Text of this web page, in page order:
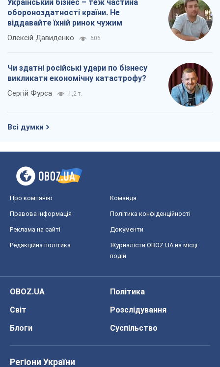
Український бізнес – теж частина
обороноздатності країни. Не
віддавайте їхній ринок чужим
Олексій Давиденко 606
Чи здатні російські удари по бізнесу
викликати економічну катастрофу?
Сергій Фурса 1,2 т.
Всі думки
Про компанію Команда
Правова інформація Політика конфіденційності
Реклама на сайті Документи
Редакційна політика
Журналісти OBOZ.UA на місці
подій
OBOZ.UA
Політика
Світ
Розслідування
Блоги
Суспільство
Регіони України